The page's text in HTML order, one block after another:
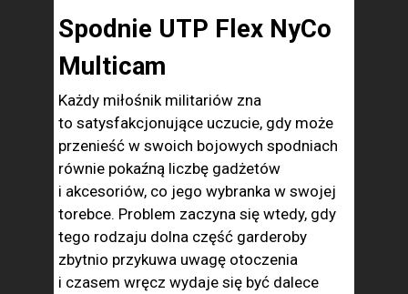
Spodnie UTP Flex NyCo
Multicam
Każdy miłośnik militariów zna
to satysfakcjonujące uczucie, gdy może
przenieść w swoich bojowych spodniach
równie pokaźną liczbę gadżetów
i akcesoriów, co jego wybranka w swojej
torebce. Problem zaczyna się wtedy, gdy
tego rodzaju dolna część garderoby
zbytnio przykuwa uwagę otoczenia
i czasem wręcz wydaje się być dalece